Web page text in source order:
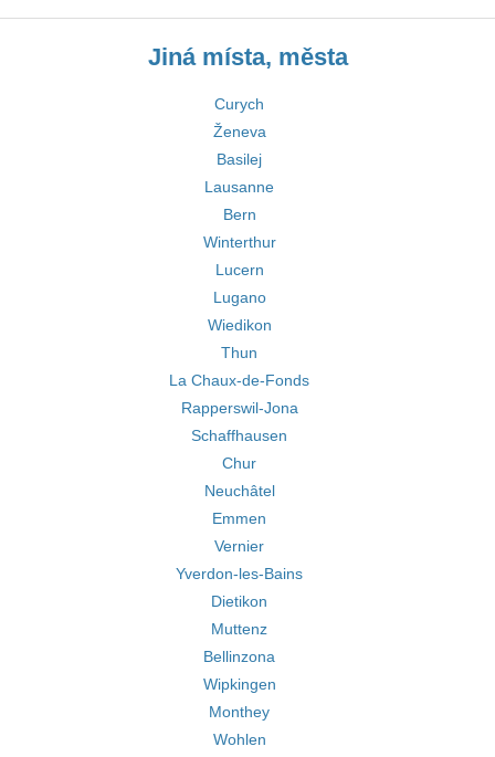
Jiná místa, města
Curych
Ženeva
Basilej
Lausanne
Bern
Winterthur
Lucern
Lugano
Wiedikon
Thun
La Chaux-de-Fonds
Rapperswil-Jona
Schaffhausen
Chur
Neuchâtel
Emmen
Vernier
Yverdon-les-Bains
Dietikon
Muttenz
Bellinzona
Wipkingen
Monthey
Wohlen